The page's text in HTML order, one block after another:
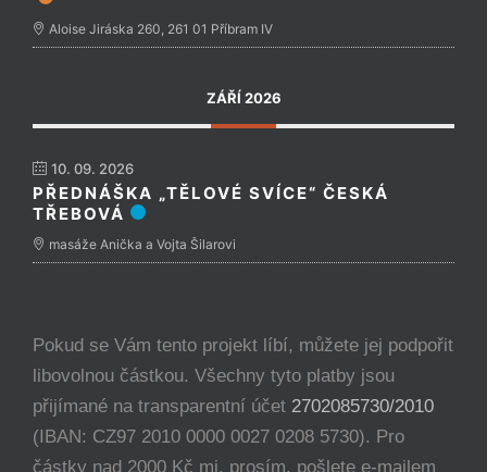
Aloise Jiráska 260, 261 01 Příbram IV
ZÁŘÍ 2026
10. 09. 2026
PŘEDNÁŠKA „TĚLOVÉ SVÍCE“ ČESKÁ
TŘEBOVÁ
masáže Anička a Vojta Šilarovi
Pokud se Vám tento projekt líbí, můžete jej podpořit
libovolnou částkou. Všechny tyto platby jsou
přijímané na transparentní účet 2702085730/2010
(IBAN: CZ97 2010 0000 0027 0208 5730). Pro
částky nad 2000 Kč mi, prosím, pošlete e-mailem